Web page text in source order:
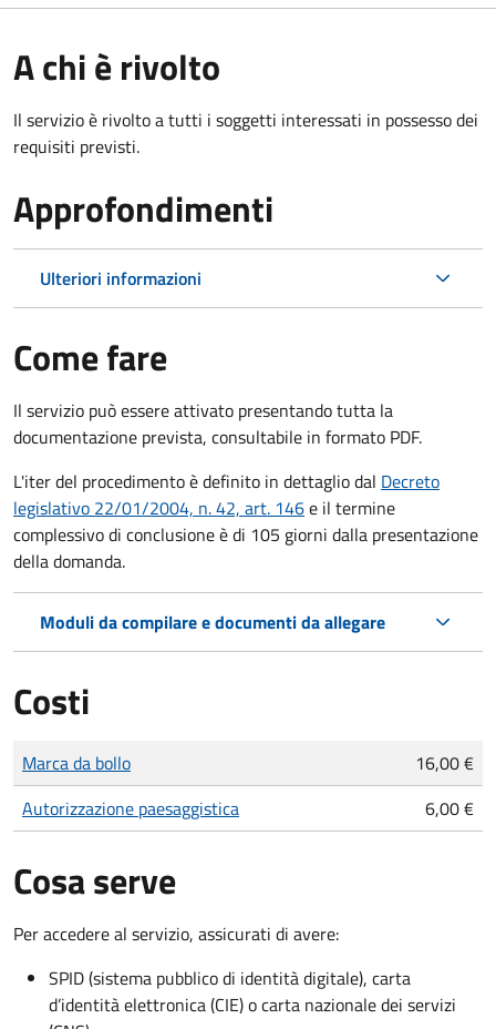
A chi è rivolto
Il servizio è rivolto a tutti i soggetti interessati in possesso dei
requisiti previsti.
Approfondimenti
Ulteriori informazioni
Come fare
Il servizio può essere attivato presentando tutta la
documentazione prevista, consultabile in formato PDF.
L'iter del procedimento è definito in dettaglio dal Decreto
legislativo 22/01/2004, n. 42, art. 146e il termine
complessivo di conclusione è di 105 giorni dalla presentazione
della domanda.
Moduli da compilare e documenti da allegare
Costi
Tipo di pagamento
Importo
Marca da bollo
16,00 €
Autorizzazione paesaggistica
6,00 €
Cosa serve
Per accedere al servizio, assicurati di avere:
SPID (sistema pubblico di identità digitale), carta
d’identità elettronica (CIE) o carta nazionale dei servizi